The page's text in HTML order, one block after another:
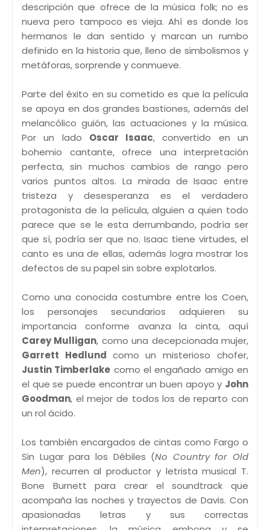
descripción que ofrece de la música folk; no es
nueva pero tampoco es vieja. Ahí es donde los
hermanos le dan sentido y marcan un rumbo
definido en la historia que, lleno de simbolismos y
metáforas, sorprende y conmueve.
Parte del éxito en su cometido es que la película
se apoya en dos grandes bastiones, además del
melancólico guión, las actuaciones y la música.
Por un lado Oscar Isaac, convertido en un
bohemio cantante, ofrece una interpretación
perfecta, sin muchos cambios de rango pero
varios puntos altos. La mirada de Isaac entre
tristeza y desesperanza es el verdadero
protagonista de la película, alguien a quien todo
parece que se le esta derrumbando, podría ser
que sí, podría ser que no. Isaac tiene virtudes, el
canto es una de ellas, además logra mostrar los
defectos de su papel sin sobre explotarlos.
Como una conocida costumbre entre los Coen,
los personajes secundarios adquieren su
importancia conforme avanza la cinta, aquí
Carey Mulligan, como una decepcionada mujer,
Garrett Hedlund como un misterioso chofer,
Justin Timberlake como el engañado amigo en
el que se puede encontrar un buen apoyo y John
Goodman, el mejor de todos los de reparto con
un rol ácido.
Los también encargados de cintas como Fargo o
Sin Lugar para los Débiles (No Country for Old
Men), recurren al productor y letrista musical T.
Bone Burnett para crear el soundtrack que
acompaña las noches y trayectos de Davis. Con
apasionadas letras y sus correctas